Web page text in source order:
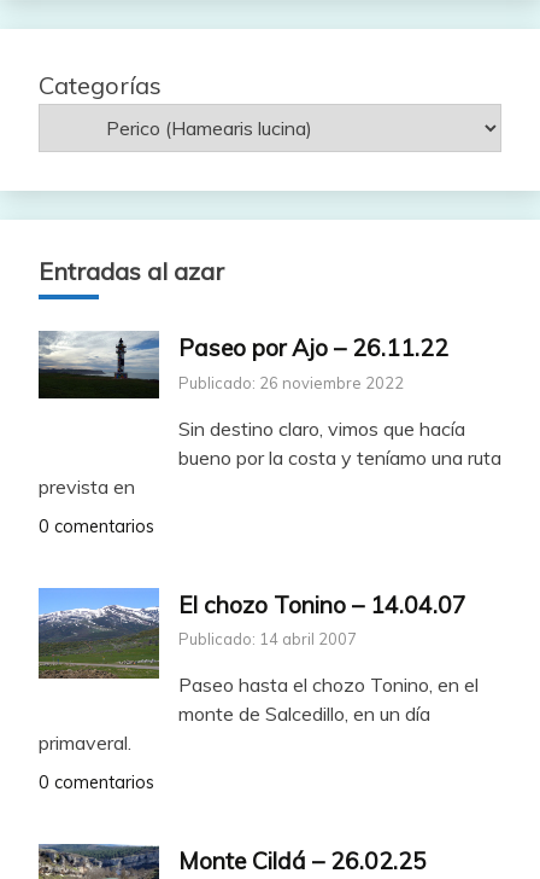
Categorías
Entradas al azar
Paseo por Ajo – 26.11.22
Publicado: 26 noviembre 2022
Sin destino claro, vimos que hacía
bueno por la costa y teníamo una ruta
prevista en
0 comentarios
El chozo Tonino – 14.04.07
Publicado: 14 abril 2007
Paseo hasta el chozo Tonino, en el
monte de Salcedillo, en un día
primaveral.
0 comentarios
Monte Cildá – 26.02.25